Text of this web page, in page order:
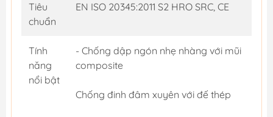
Tiêu
chuẩn
EN ISO 20345:2011 S2 HRO SRC, CE
Tính
năng
nổi bật
- Chống dập ngón nhẹ nhàng với mũi
composite
Chống đinh đâm xuyên với đế thép